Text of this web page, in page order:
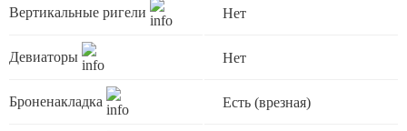
Вертикальные ригели Нет
Девиаторы Нет
Броненакладка Есть (врезная)